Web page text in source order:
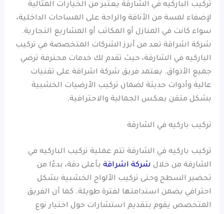
تركيب الباركيه في الشارقة يعتبر من الخيارات المثالية
لإضفاء لمسة من الأناقة والراحة على المساحات الداخلية،
سواء كانت في المنازل أو المكاتب أو المشاريع التجارية.
شركة اشراقة تعد من أبرز الشركات المتخصصة في تركيب
الباركيه في الشارقة، حيث تقدم لك خدمات محترفة ترضي
جميع الأذواق. يعتمد فريق شركة اشراقة على تقنيات
عالية وأدوات حديثة لضمان تركيب الأرضيات الخشبية
بشكل متقن يعكس الجمالية والاحترافية.
تركيب باركيه في الشارقة
تركيب باركيه في الشارقة تتم عملية تركيب الباركيه في
الشارقة من خلال شركة اشراقة بأعلى دقة، بدءًا من
تحضير السطح وحتى تركيب الألواح الخشبية بشكل
احترافي يضمن استدامتها لفترة طويلة. كما أن الفريق
المتخصص يقوم بتقديم استشارات حول اختيار نوع